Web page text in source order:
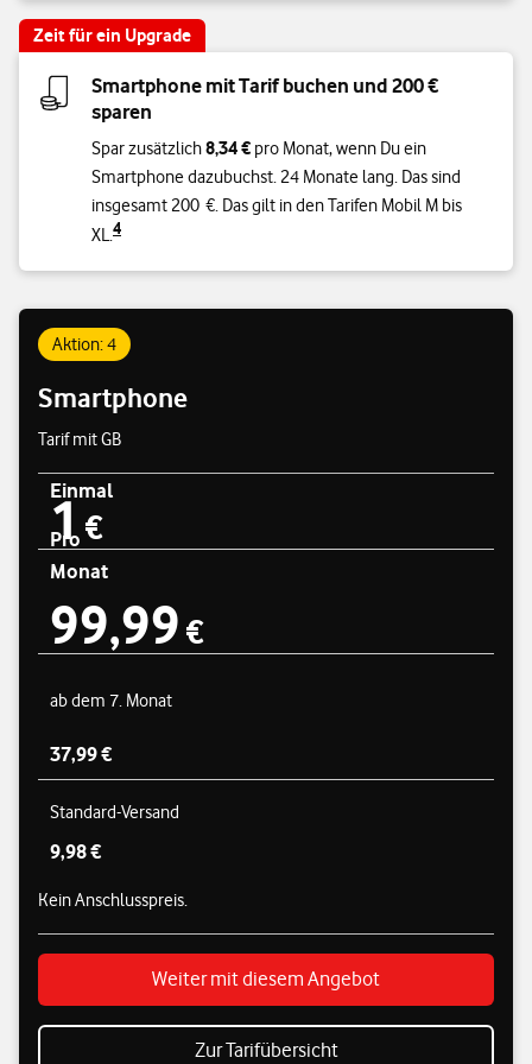
Zeit für ein Upgrade
Smartphone mit Tarif buchen und 200 €
sparen
Spar zusätzlich8,34 € pro Monat, wenn Du ein
Smartphone dazubuchst. 24 Monate lang. Das sind
insgesamt 200 €. Das gilt in den Tarifen Mobil M bis
XL.4
Aktion: 4
Smartphone
Tarif mit GB
Preisübersicht
Einmal
1 € einmal
1€
Pro
Monat
99,99 € pro Monat
99,99 €
ab dem 7. Monat
37,99 €
Standard-Versand
9,98 €
Kein Anschlusspreis.
Weiter mit diesem Angebot
Zur Tarifübersicht